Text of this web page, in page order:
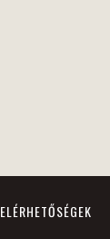
ELÉRHETŐSÉGEK